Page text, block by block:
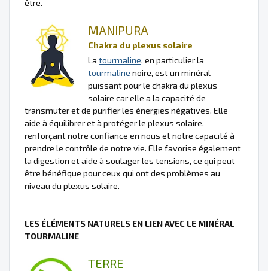
être.
MANIPURA
Chakra du plexus solaire
La tourmaline, en particulier la
tourmaline noire, est un minéral
puissant pour le chakra du plexus
solaire car elle a la capacité de
transmuter et de purifier les énergies négatives. Elle
aide à équilibrer et à protéger le plexus solaire,
renforçant notre confiance en nous et notre capacité à
prendre le contrôle de notre vie. Elle favorise également
la digestion et aide à soulager les tensions, ce qui peut
être bénéfique pour ceux qui ont des problèmes au
niveau du plexus solaire.
LES ÉLÉMENTS NATURELS EN LIEN AVEC LE MINÉRAL
TOURMALINE
TERRE